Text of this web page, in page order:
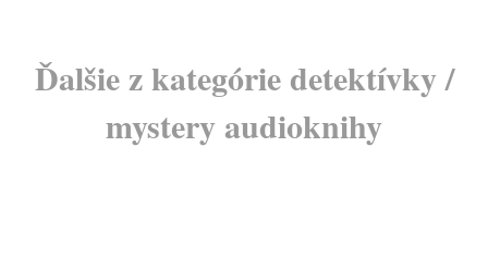
Ďalšie z kategórie detektívky /
mystery audioknihy